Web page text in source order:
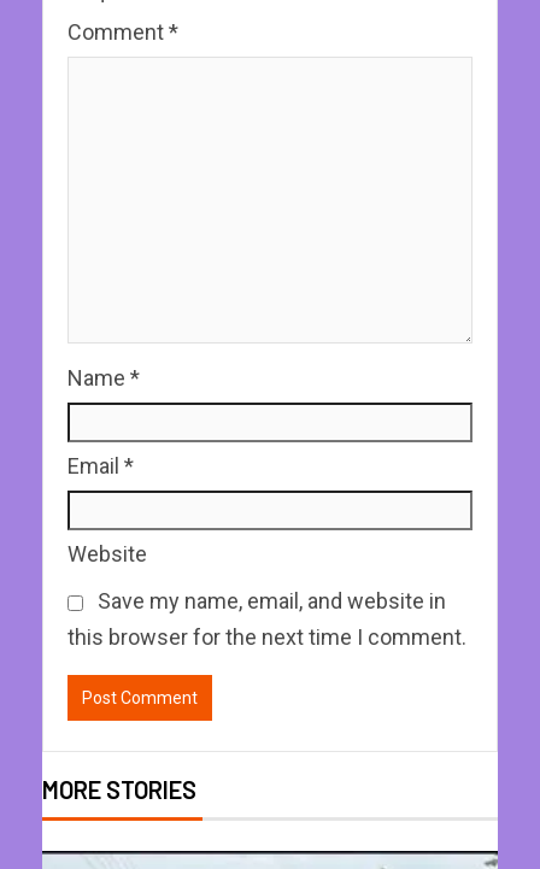
Comment*
Name *
Email *
Website
Save my name, email, and website in
this browser for the next time I comment.
MORE STORIES